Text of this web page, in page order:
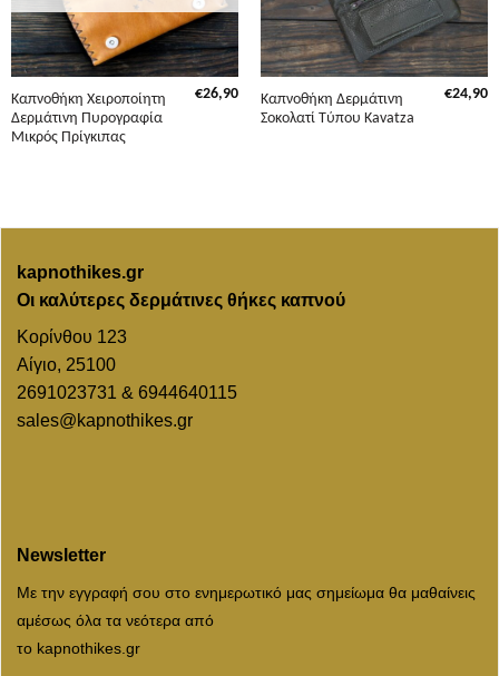
Καπνοθήκη Χειροποίητη
Δερμάτινη Πυρογραφία
Μικρός Πρίγκιπας
€26,90
Καπνοθήκη Δερμάτινη
Σοκολατί Τύπου Kavatza
€24,90
kapnothikes.gr
Οι καλύτερες δερμάτινες θήκες καπνού
Κορίνθου 123
Αίγιο, 25100
2691023731 & 6944640115
sales@kapnothikes.gr
Newsletter
Με την εγγραφή σου στο ενημερωτικό μας σημείωμα θα μαθαίνεις
αμέσως όλα τα νεότερα από
το kapnothikes.gr